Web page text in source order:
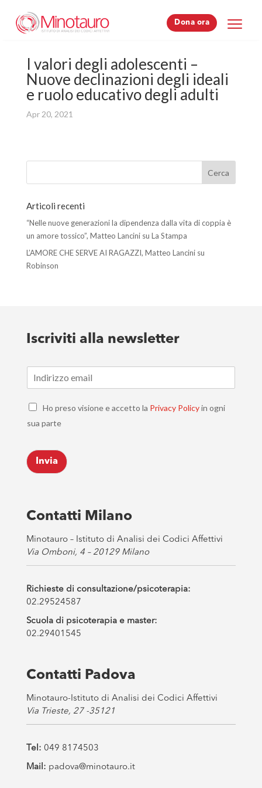
Dona ora
Dona ora
I valori degli adolescenti –
Nuove declinazioni degli ideali
e ruolo educativo degli adulti
Apr 20, 2021
Articoli recenti
“Nelle nuove generazioni la dipendenza dalla vita di coppia è
un amore tossico”, Matteo Lancini su La Stampa
L’AMORE CHE SERVE AI RAGAZZI, Matteo Lancini su
Robinson
Iscriviti alla newsletter
m
*
C
e
k
b
o
s
*
Ho preso visione e accetto la Privacy Policyin ogni
sua parte
Invia
Contatti Milano
Minotauro – Istituto di Analisi dei Codici Affettivi
Via Omboni, 4 – 20129 Milano
Richieste di consultazione/psicoterapia:
02.29524587
Scuola di psicoterapia e master:
02.29401545
Contatti Padova
Minotauro-Istituto di Analisi dei Codici Affettivi
Via Trieste, 27 -35121
Tel: 049 8174503
Mail: padova@minotauro.it